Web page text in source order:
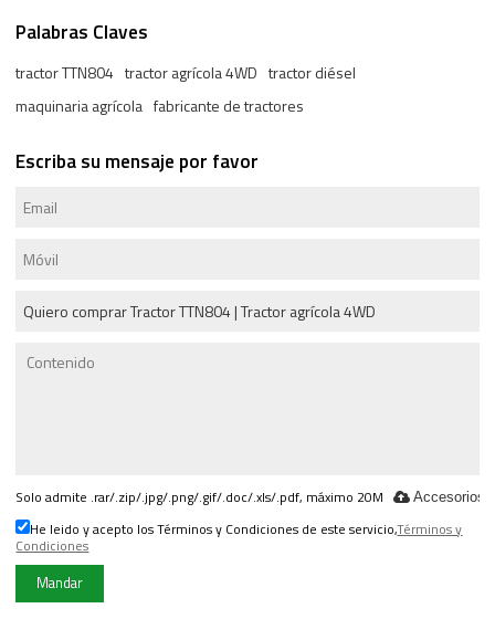
Palabras Claves
tractor TTN804 tractor agrícola 4WD tractor diésel
maquinaria agrícola fabricante de tractores
Escriba su mensaje por favor
Solo admite .rar/.zip/.jpg/.png/.gif/.doc/.xls/.pdf, máximo 20M Accesorios
He leido y acepto los Términos y Condiciones de este servicio,Términos y
Condiciones
Mandar